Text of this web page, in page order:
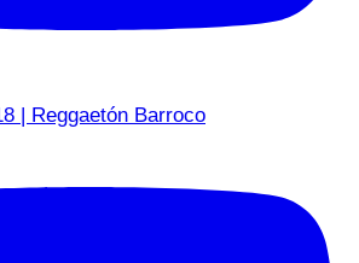
| Reggaetón Barroco